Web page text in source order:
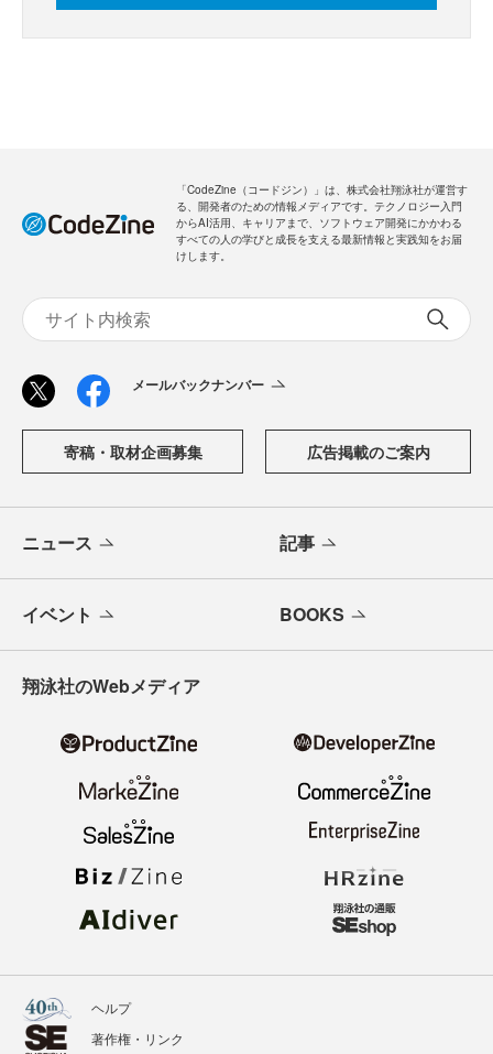
「CodeZine（コードジン）」は、株式会社翔泳社が運営す
る、開発者のための情報メディアです。テクノロジー入門
からAI活用、キャリアまで、ソフトウェア開発にかかわる
すべての人の学びと成長を支える最新情報と実践知をお届
けします。
メールバックナンバー
寄稿・取材企画募集 広告掲載のご案内
ニュース 記事
イベント BOOKS
翔泳社のWebメディア
ヘルプ
著作権・リンク